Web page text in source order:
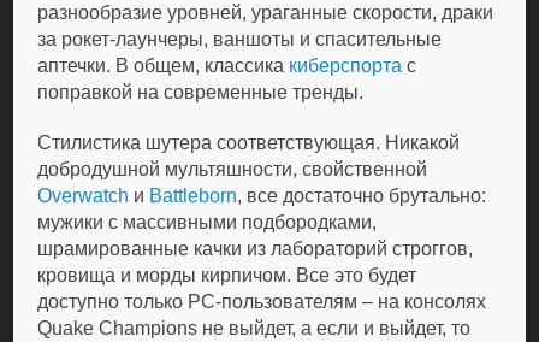
разнообразие уровней, ураганные скорости, драки
за рокет-лаунчеры, ваншоты и спасительные
аптечки. В общем, классика киберспорта с
поправкой на современные тренды.
Стилистика шутера соответствующая. Никакой
добродушной мультяшности, свойственной
Overwatch и Battleborn, все достаточно брутально:
мужики с массивными подбородками,
шрамированные качки из лабораторий строггов,
кровища и морды кирпичом. Все это будет
доступно только PC-пользователям – на консолях
Quake Champions не выйдет, а если и выйдет, то